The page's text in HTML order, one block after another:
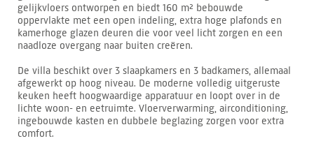
gelijkvloers ontworpen en biedt 160 m² bebouwde
oppervlakte met een open indeling, extra hoge plafonds en
kamerhoge glazen deuren die voor veel licht zorgen en een
naadloze overgang naar buiten creëren.
De villa beschikt over 3 slaapkamers en 3 badkamers, allemaal
afgewerkt op hoog niveau. De moderne volledig uitgeruste
keuken heeft hoogwaardige apparatuur en loopt over in de
lichte woon- en eetruimte. Vloerverwarming, airconditioning,
ingebouwde kasten en dubbele beglazing zorgen voor extra
comfort.